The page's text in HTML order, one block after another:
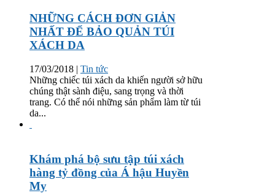
NHỮNG CÁCH ĐƠN GIẢN
NHẤT ĐỂ BẢO QUẢN TÚI
XÁCH DA
17/03/2018 | Tin tức
Những chiếc túi xách da khiến người sở hữu
chúng thật sành điệu, sang trọng và thời
trang. Có thể nói những sản phẩm làm từ túi
da...
Khám phá bộ sưu tập túi xách
hàng tỷ đồng của Á hậu Huyền
My